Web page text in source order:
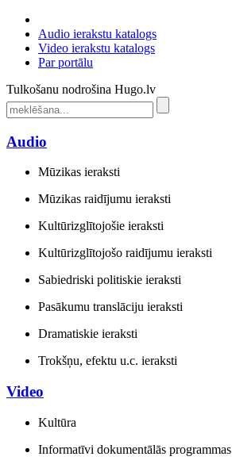
Audio ierakstu katalogs
Video ierakstu katalogs
Par portālu
Tulkošanu nodrošina Hugo.lv
Audio
Mūzikas ieraksti
Mūzikas raidījumu ieraksti
Kultūrizglītojošie ieraksti
Kultūrizglītojošo raidījumu ieraksti
Sabiedriski politiskie ieraksti
Pasākumu translāciju ieraksti
Dramatiskie ieraksti
Trokšņu, efektu u.c. ieraksti
Video
Kultūra
Informatīvi dokumentālās programmas